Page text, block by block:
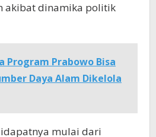
akibat dinamika politik
Program Prabowo Bisa
Daya Alam Dikelola
mulai dari